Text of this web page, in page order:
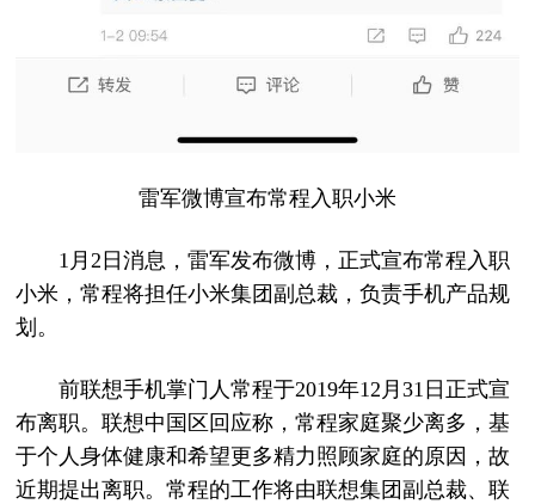
雷军微博宣布常程入职小米
1月2日消息，雷军发布微博，正式宣布常程入职
小米，常程将担任小米集团副总裁，负责手机产品规
划。
前联想手机掌门人常程于2019年12月31日正式宣
布离职。联想中国区回应称，常程家庭聚少离多，基
于个人身体健康和希望更多精力照顾家庭的原因，故
近期提出离职。常程的工作将由联想集团副总裁、联